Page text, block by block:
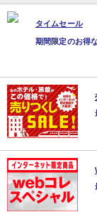
タイムセール
期間限定のお得